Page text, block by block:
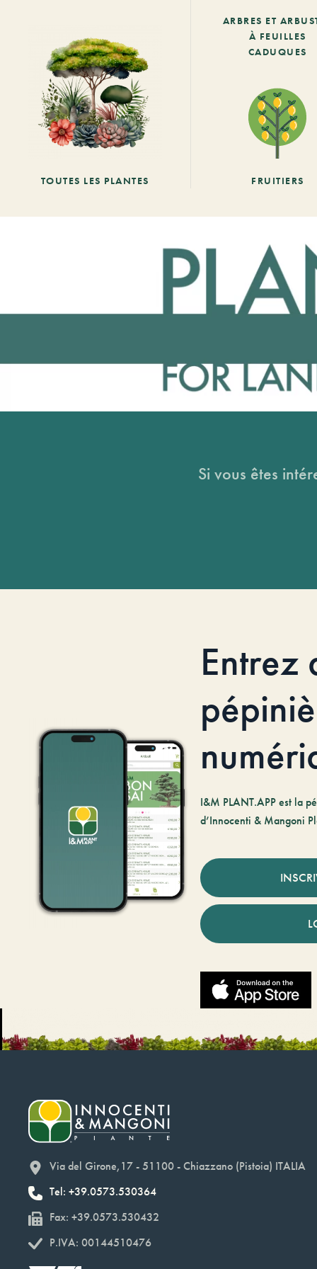
TOUTES LES PLANTES
ARBRES ET
À FEUILLES
CADUQUES
FRUITIERS
Si vous êtes
Entrez
I&M PLANT.APP est la
d’Innocenti & Mangoni
Via del Girone,17 - 51100 - Chiazzano (Pistoia) ITALIA
Tel: +39.0573.530364
Fax: +39.0573.530432
P.IVA: 00144510476